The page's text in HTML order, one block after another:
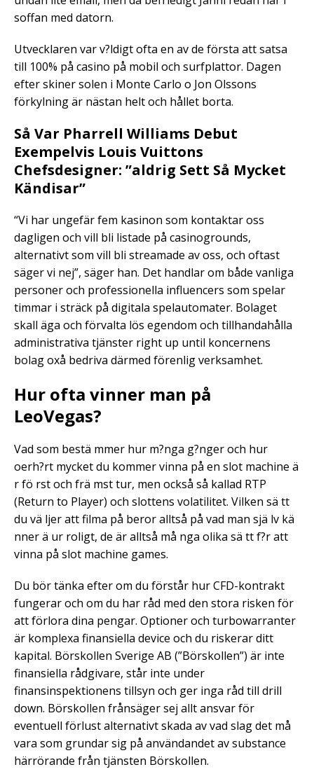
soffan med datorn.
Utvecklaren var v?ldigt ofta en av de första att satsa
till 100% på casino på mobil och surfplattor. Dagen
efter skiner solen i Monte Carlo o Jon Olssons
förkylning är nästan helt och hållet borta.
Så Var Pharrell Williams Debut
Exempelvis Louis Vuittons
Chefsdesigner: ”aldrig Sett Så Mycket
Kändisar”
“Vi har ungefär fem kasinon som kontaktar oss
dagligen och vill bli listade på casinogrounds,
alternativt som vill bli streamade av oss, och oftast
säger vi nej”, säger han. Det handlar om både vanliga
personer och professionella influencers som spelar
timmar i sträck på digitala spelautomater. Bolaget
skall äga och förvalta lös egendom och tillhandahålla
administrativa tjänster right up until koncernens
bolag oxå bedriva därmed förenlig verksamhet.
Hur ofta vinner man på
LeoVegas?
Vad som bestä mmer hur m?nga g?nger och hur
oerh?rt mycket du kommer vinna på en slot machine ä
r fö rst och frä mst tur, men också så kallad RTP
(Return to Player) och slottens volatilitet. Vilken sä tt
du vä ljer att filma på beror alltså på vad man sjä lv kä
nner ä ur roligt, de är alltså må nga olika sä tt f?r att
vinna på slot machine games.
Du bör tänka efter om du förstår hur CFD-kontrakt
fungerar och om du har råd med den stora risken för
att förlora dina pengar. Optioner och turbowarranter
är komplexa finansiella device och du riskerar ditt
kapital. Börskollen Sverige AB (”Börskollen”) är inte
finansiella rådgivare, står inte under
finansinspektionens tillsyn och ger inga råd till drill
down. Börskollen frånsäger sej allt ansvar för
eventuell förlust alternativt skada av vad slag det må
vara som grundar sig på användandet av substance
härrörande från tjänsten Börskollen.